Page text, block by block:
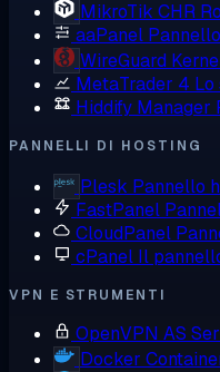
MikroTik CHR
aaPanel
WireGuard
MetaTrader 4
Hiddify Manager
PANNELLI DI HOSTING
Plesk Pannello
FastPanel
CloudPanel
cPanel Il
VPN E STRUMENTI
OpenVPN AS
Docker